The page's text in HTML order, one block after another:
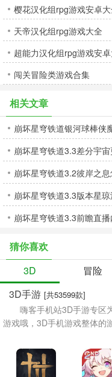
樱花汉化组rpg游戏安卓
天帝汉化组rpg游戏大全
超能力汉化组rpg游戏安
闯关冒险类游戏合集
相关文章
崩坏星穹铁道银河球棒侠
崩坏星穹铁道3.3差分宇
崩坏星穹铁道3.2彼岸之
崩坏星穹铁道3.3版本星
崩坏星穹铁道3.3前瞻直
猜你喜欢
3D
冒险
3D手游 [共53599款]
嗨客手机站3D手游专区
游戏哦，3D手机游戏整体的